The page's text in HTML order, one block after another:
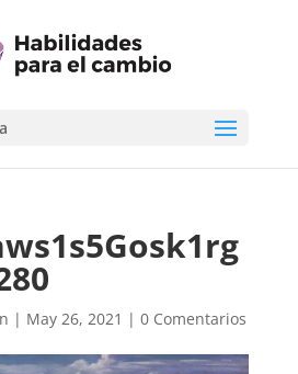
| May 26, 2021 | 0 Comentarios